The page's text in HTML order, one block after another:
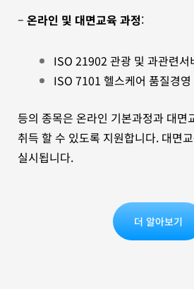
– 온라인 및 대면교육 과정:
ISO 21902 관광 및 과관련서
ISO 7101 헬스케어 품질경영
등의 종목은 온라인 기본과정과 대면
취득 할 수 있도록 지원합니다. 대면
실시됩니다.
더 알아보기